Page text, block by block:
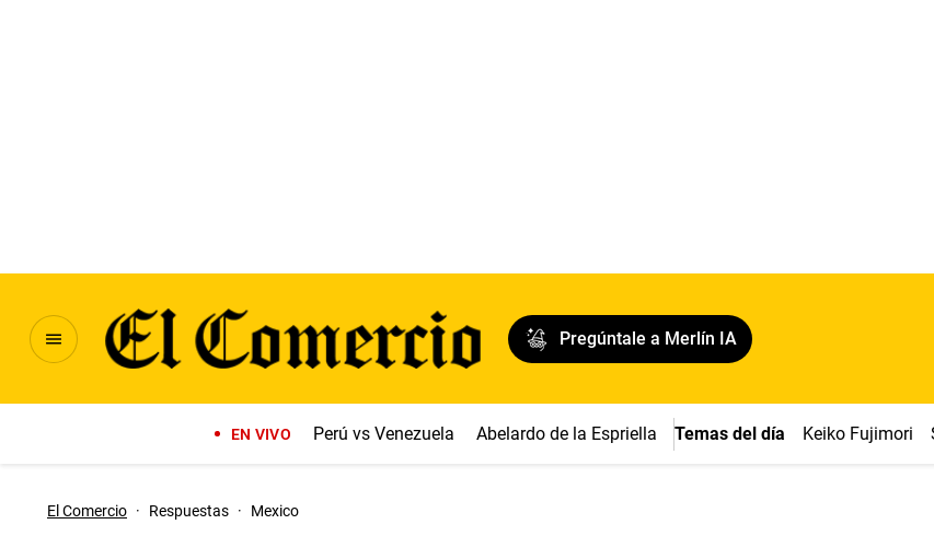
Pregúntale a Merlín IA
EN VIVO Perú vs Venezuela Abelardo de la Espriella Temas del día Keiko Fujimori
El Comercio · Respuestas · Mexico